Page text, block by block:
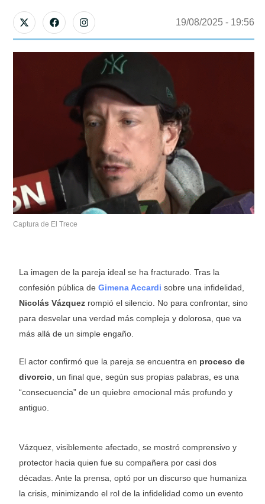
19/08/2025 - 19:56
Captura de El Trece
La imagen de la pareja ideal se ha fracturado. Tras la
confesión pública de Gimena Accardi sobre una infidelidad,
Nicolás Vázquez rompió el silencio. No para confrontar, sino
para desvelar una verdad más compleja y dolorosa, que va
más allá de un simple engaño.
El actor confirmó que la pareja se encuentra en proceso de
divorcio , un final que, según sus propias palabras, es una
“consecuencia” de un quiebre emocional más profundo y
antiguo.
Vázquez, visiblemente afectado, se mostró comprensivo y
protector hacia quien fue su compañera por casi dos
décadas. Ante la prensa, optó por un discurso que humaniza
la crisis, minimizando el rol de la infidelidad como un evento